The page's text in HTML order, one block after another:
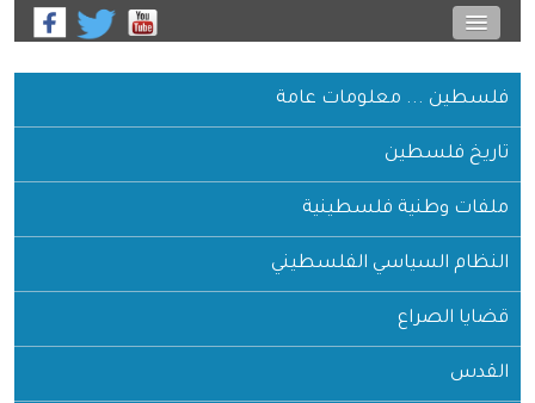
فلسطين ... معلومات عامة
تاريخ فلسطين
ملفات وطنية فلسطينية
النظام السياسي الفلسطيني
قضايا الصراع
القدس